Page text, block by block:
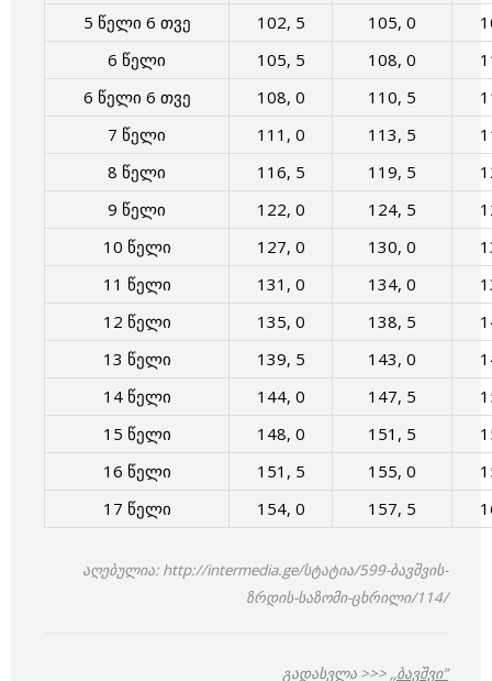
5 წელი 6 თვე
102, 5 105, 0
6 წელი
105, 5 108, 0
6 წელი 6 თვე
108, 0 110, 5
7 წელი
111, 0 113, 5
8 წელი
116, 5 119, 5
9 წელი
122, 0 124, 5
10 წელი
127, 0 130, 0
11 წელი
131, 0 134, 0
12 წელი
135, 0 138, 5
13 წელი
139, 5 143, 0
14 წელი
144, 0 147, 5
15 წელი
148, 0 151, 5
16 წელი
151, 5 155, 0
17 წელი
154, 0 157, 5
აღებულია: http://intermedia.ge/სტატია/599-ბავშვის-
ზრდის-საზომი-ცხრილი/114/
გადასვლა >>> ,,ბავშვი”